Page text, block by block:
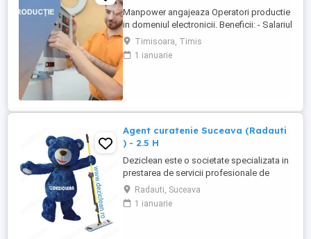
Manpower angajeaza Operatori productie
in domeniul electronicii. Beneficii: - Salariul
- 5200 (in functie de experienta in
domeniul electronicii); - Tichete de masa
de 35 de lei zi lucratoare; - Mediu de lucru
Timisoara, Timis
1 ianuarie
Agent curatenie Suceava (Radauti
) - 2.5 H
Deziclean este o societate specializata in
prestarea de servicii profesionale de
curatenie. Compania noastra asigura
servicii de curatenie in aproape toate
orasele mari din România. Angajam agenti
Radauti, Suceava
1 ianuarie